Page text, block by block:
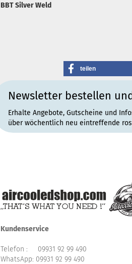
BBT Silver Weld
teilen
Newsletter bestellen
Erhalte Angebote, Gutscheine und
über wöchentlich neu eintreffende
Kundenservice
Telefon : 09931 92 99 490
WhatsApp: 09931 92 99 490